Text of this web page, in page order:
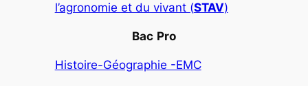
l’agronomie et du vivant (STAV)
Bac Pro
Histoire-Géographie -EMC